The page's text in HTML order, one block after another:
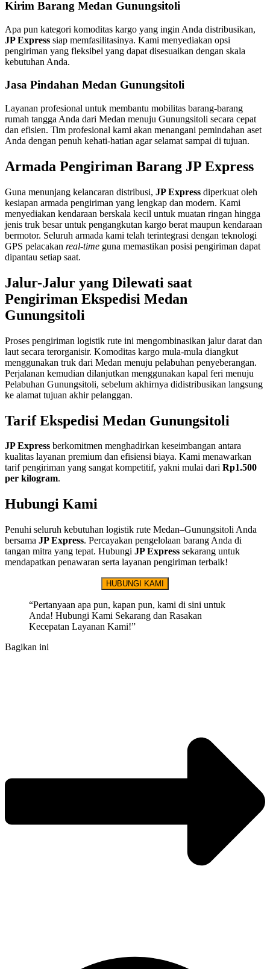
Kirim Barang Medan Gunungsitoli
Apa pun kategori komoditas kargo yang ingin Anda distribusikan,
JP Express siap memfasilitasinya. Kami menyediakan opsi
pengiriman yang fleksibel yang dapat disesuaikan dengan skala
kebutuhan Anda.
Jasa Pindahan Medan Gunungsitoli
Layanan profesional untuk membantu mobilitas barang-barang
rumah tangga Anda dari Medan menuju Gunungsitoli secara cepat
dan efisien. Tim profesional kami akan menangani pemindahan aset
Anda dengan penuh kehati-hatian agar selamat sampai di tujuan.
Armada Pengiriman Barang JP Express
Guna menunjang kelancaran distribusi, JP Express diperkuat oleh
kesiapan armada pengiriman yang lengkap dan modern. Kami
menyediakan kendaraan berskala kecil untuk muatan ringan hingga
jenis truk besar untuk pengangkutan kargo berat maupun kendaraan
bermotor. Seluruh armada kami telah terintegrasi dengan teknologi
GPS pelacakan real-time guna memastikan posisi pengiriman dapat
dipantau setiap saat.
Jalur-Jalur yang Dilewati saat
Pengiriman Ekspedisi Medan
Gunungsitoli
Proses pengiriman logistik rute ini mengombinasikan jalur darat dan
laut secara terorganisir. Komoditas kargo mula-mula diangkut
menggunakan truk dari Medan menuju pelabuhan penyeberangan.
Perjalanan kemudian dilanjutkan menggunakan kapal feri menuju
Pelabuhan Gunungsitoli, sebelum akhirnya didistribusikan langsung
ke alamat tujuan akhir pelanggan.
Tarif Ekspedisi Medan Gunungsitoli
JP Express berkomitmen menghadirkan keseimbangan antara
kualitas layanan premium dan efisiensi biaya. Kami menawarkan
tarif pengiriman yang sangat kompetitif, yakni mulai dari Rp1.500
per kilogram.
Hubungi Kami
Penuhi seluruh kebutuhan logistik rute Medan–Gunungsitoli Anda
bersama JP Express. Percayakan pengelolaan barang Anda di
tangan mitra yang tepat. Hubungi JP Express sekarang untuk
mendapatkan penawaran serta layanan pengiriman terbaik!
HUBUNGI KAMI
“Pertanyaan apa pun, kapan pun, kami di sini untuk
Anda! Hubungi Kami Sekarang dan Rasakan
Kecepatan Layanan Kami!”
Bagikan ini